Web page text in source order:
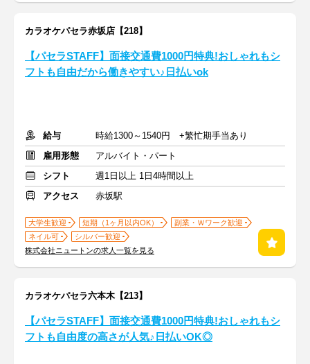
カラオケパセラ赤坂店【218】
【パセラSTAFF】面接交通費1000円特典!おしゃれもシ
フトも自由だから働きやすい♪日払いok
給与
時給1300～1540円 +繁忙期手当あり
雇用形態
アルバイト・パート
シフト
週1日以上 1日4時間以上
アクセス
赤坂駅
大学生歓迎 短期（1ヶ月以内OK）
副業・Ｗワーク歓迎
ネイル可
シルバー歓迎
株式会社ニュートンの求人一覧を見る
カラオケパセラ六本木【213】
【パセラSTAFF】面接交通費1000円特典!おしゃれもシ
フトも自由度の高さが人気♪日払いOK◎